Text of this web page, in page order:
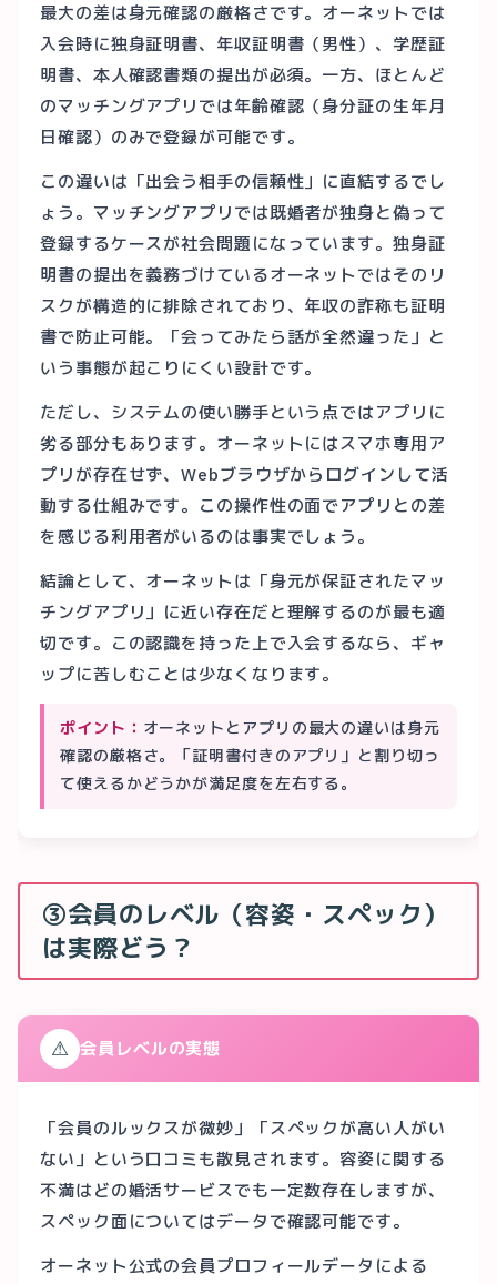
最大の差は身元確認の厳格さです。オーネットでは
入会時に独身証明書、年収証明書（男性）、学歴証
明書、本人確認書類の提出が必須。一方、ほとんど
のマッチングアプリでは年齢確認（身分証の生年月
日確認）のみで登録が可能です。
この違いは「出会う相手の信頼性」に直結するでし
ょう。マッチングアプリでは既婚者が独身と偽って
登録するケースが社会問題になっています。独身証
明書の提出を義務づけているオーネットではそのリ
スクが構造的に排除されており、年収の詐称も証明
書で防止可能。「会ってみたら話が全然違った」と
いう事態が起こりにくい設計です。
ただし、システムの使い勝手という点ではアプリに
劣る部分もあります。オーネットにはスマホ専用ア
プリが存在せず、Webブラウザからログインして活
動する仕組みです。この操作性の面でアプリとの差
を感じる利用者がいるのは事実でしょう。
結論として、オーネットは「身元が保証されたマッ
チングアプリ」に近い存在だと理解するのが最も適
切です。この認識を持った上で入会するなら、ギャ
ップに苦しむことは少なくなります。
ポイント： オーネットとアプリの最大の違いは身元
確認の厳格さ。「証明書付きのアプリ」と割り切っ
て使えるかどうかが満足度を左右する。
③会員のレベル（容姿・スペック）
は実際どう？
⚠ 会員レベルの実態
「会員のルックスが微妙」「スペックが高い人がい
ない」という口コミも散見されます。容姿に関する
不満はどの婚活サービスでも一定数存在しますが、
スペック面についてはデータで確認可能です。
オーネット公式の会員プロフィールデータによる